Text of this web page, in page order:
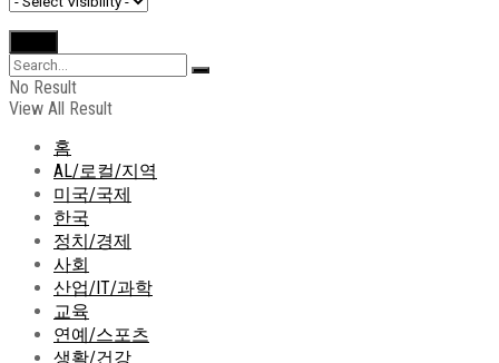
No Result
View All Result
홈
AL/로컬/지역
미국/국제
한국
정치/경제
사회
산업/IT/과학
교육
연예/스포츠
생활/건강